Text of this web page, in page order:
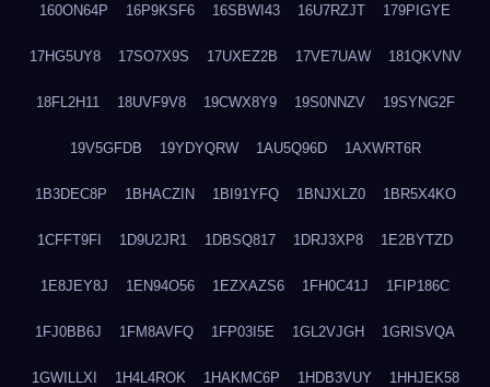
160ON64P 16P9KSF6 16SBWI43 16U7RZJT 179PIGYE
17HG5UY8 17SO7X9S 17UXEZ2B 17VE7UAW 181QKVNV
18FL2H11 18UVF9V8 19CWX8Y9 19S0NNZV 19SYNG2F
19V5GFDB 19YDYQRW 1AU5Q96D 1AXWRT6R
1B3DEC8P 1BHACZIN 1BI91YFQ 1BNJXLZ0 1BR5X4KO
1CFFT9FI 1D9U2JR1 1DBSQ817 1DRJ3XP8 1E2BYTZD
1E8JEY8J 1EN94O56 1EZXAZS6 1FH0C41J 1FIP186C
1FJ0BB6J 1FM8AVFQ 1FP03I5E 1GL2VJGH 1GRISVQA
1GWILLXI 1H4L4ROK 1HAKMC6P 1HDB3VUY 1HHJEK58